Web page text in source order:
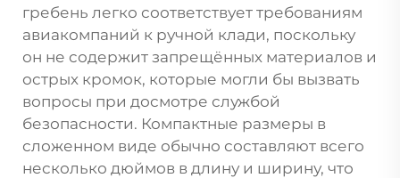
гребень легко соответствует требованиям
авиакомпаний к ручной клади, поскольку
он не содержит запрещённых материалов и
острых кромок, которые могли бы вызвать
вопросы при досмотре службой
безопасности. Компактные размеры в
сложенном виде обычно составляют всего
несколько дюймов в длину и ширину, что